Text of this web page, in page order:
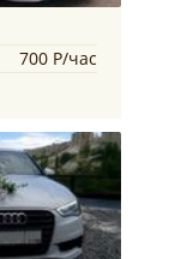
700 Р/час